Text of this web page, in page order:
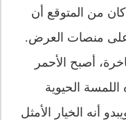
من المتوقع أن
على منصات العرض.
أصبح الأحمر
اللمسة الحيوية
أنه الخيار الأمثل